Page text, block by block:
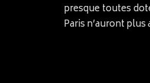
presque toutes
Paris n’auront